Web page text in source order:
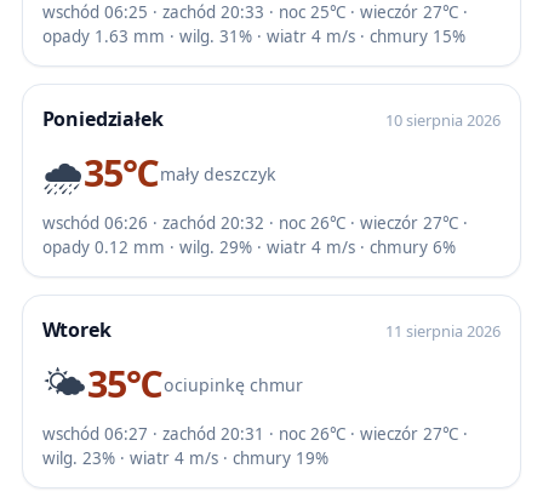
wschód 06:25 · zachód 20:33 · noc 25℃ · wieczór 27℃ ·
opady 1.63 mm · wilg. 31% · wiatr 4 m/s · chmury 15%
Poniedziałek 10 sierpnia 2026
🌧️35℃mały deszczyk
wschód 06:26 · zachód 20:32 · noc 26℃ · wieczór 27℃ ·
opady 0.12 mm · wilg. 29% · wiatr 4 m/s · chmury 6%
Wtorek 11 sierpnia 2026
🌤️35℃ociupinkę chmur
wschód 06:27 · zachód 20:31 · noc 26℃ · wieczór 27℃ ·
wilg. 23% · wiatr 4 m/s · chmury 19%